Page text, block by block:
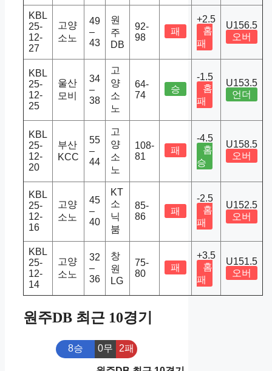
KBL
25-
12-
27
고양
소노
49
–
43
원
주
DB
92-
98
패
+2.5
홈
패
U156.5
오버
KBL
25-
12-
25
울산
모비
34
–
38
고
양
소
노
64-
74
승
-1.5
홈
패
U153.5
언더
KBL
25-
12-
20
부산
KCC
55
–
44
고
양
소
노
108-
81
패
-4.5
홈
승
U158.5
오버
KBL
25-
12-
16
고양
소노
45
–
40
KT
소
닉
붐
85-
86
패
-2.5
홈
패
U152.5
오버
KBL
25-
12-
14
고양
소노
32
–
36
창
원
LG
75-
80
패
+3.5
홈
패
U151.5
오버
원주DB 최근 10경기
8승 0무 2패